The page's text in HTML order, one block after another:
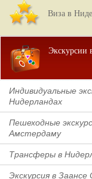
Виза в
Экскурсии
Индивидуальные
Нидерландах
Пешеходные
Амстердаму
Трансферы в
Экскурсия в Заансе